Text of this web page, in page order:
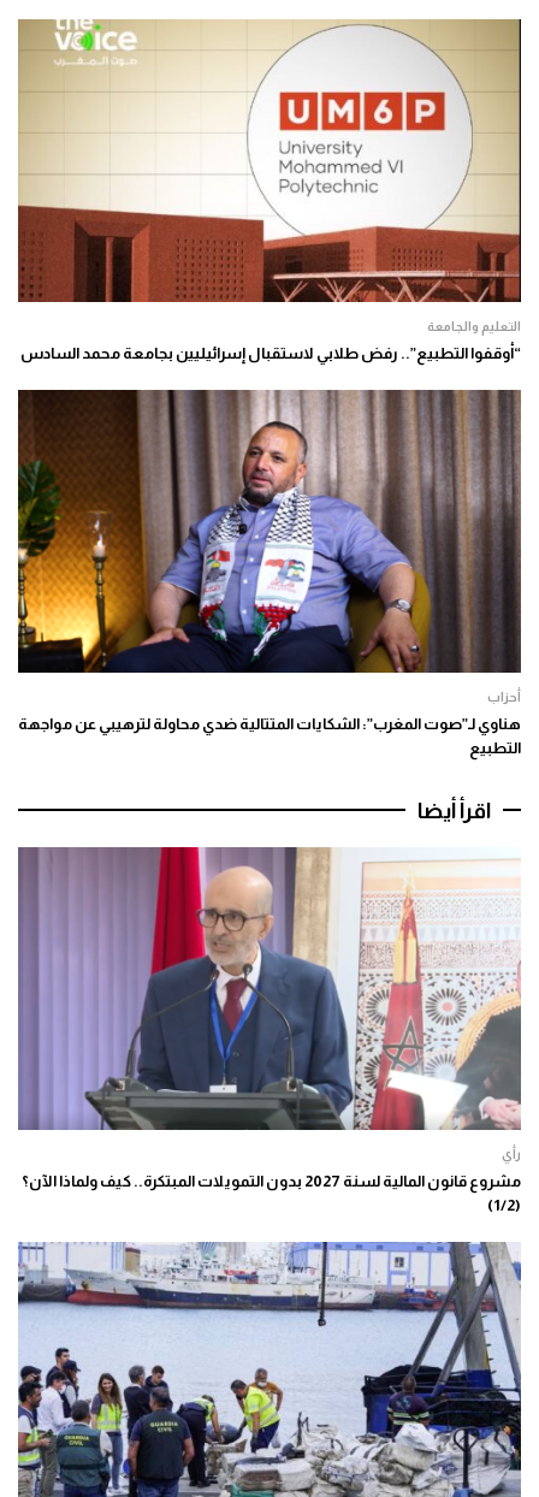
التعليم والجامعة
“أوقفوا التطبيع”.. رفض طلابي لاستقبال إسرائيليين بجامعة محمد السادس
أحزاب
هناوي لـ”صوت المغرب”: الشكايات المتتالية ضدي محاولة لترهيبي عن مواجهة
التطبيع
اقرأ أيضا
رأي
مشروع قانون المالية لسنة 2027 بدون التمويلات المبتكرة.. كيف ولماذا الآن؟
(1/2)